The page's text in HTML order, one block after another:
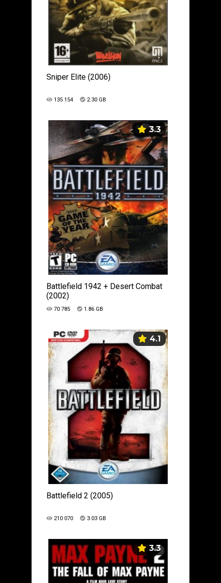
Sniper Elite (2006)
135 154 2.30 GB
3.3
Battlefield 1942 + Desert Combat
(2002)
70 785 1.86 GB
4.1
Battlefield 2 (2005)
210 070 3.03 GB
3.3